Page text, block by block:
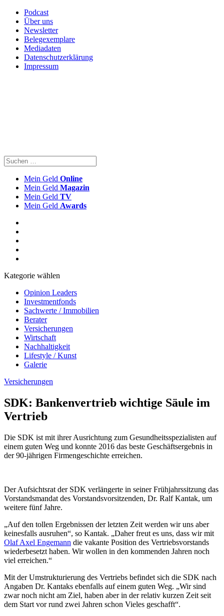
Podcast
Über uns
Newsletter
Belegexemplare
Mediadaten
Datenschutzerklärung
Impressum
Mein Geld Online
Mein Geld Magazin
Mein Geld TV
Mein Geld Awards
Kategorie wählen
Opinion Leaders
Investmentfonds
Sachwerte / Immobilien
Berater
Versicherungen
Wirtschaft
Nachhaltigkeit
Lifestyle / Kunst
Galerie
Versicherungen
SDK: Bankenvertrieb wichtige Säule im
Vertrieb
Die SDK ist mit ihrer Ausrichtung zum Gesundheitsspezialisten auf
einem guten Weg und konnte 2016 das beste Geschäftsergebnis in
der 90-jährigen Firmengeschichte erreichen.
Der Aufsichtsrat der SDK verlängerte in seiner Frühjahrssitzung das
Vorstandsmandat des Vorstandsvorsitzenden, Dr. Ralf Kantak, um
weitere fünf Jahre.
„Auf den tollen Ergebnissen der letzten Zeit werden wir uns aber
keinesfalls ausruhen“, so Kantak. „Daher freut es uns, dass wir mit
Olaf Axel Engemann die vakante Position des Vertriebsvorstands
wiederbesetzt haben. Wir wollen in den kommenden Jahren noch
viel erreichen.“
Mit der Umstrukturierung des Vertriebs befindet sich die SDK nach
Angaben Dr. Kantaks ebenfalls auf einem guten Weg. „Wir sind
zwar noch nicht am Ziel, haben aber in der relativ kurzen Zeit seit
dem Start vor rund zwei Jahren schon Vieles geschafft“.